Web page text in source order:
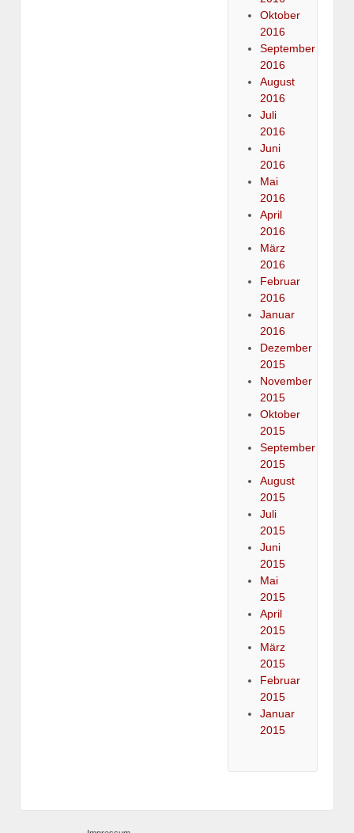
Oktober
2016
September
2016
August
2016
Juli
2016
Juni
2016
Mai
2016
April
2016
März
2016
Februar
2016
Januar
2016
Dezember
2015
November
2015
Oktober
2015
September
2015
August
2015
Juli
2015
Juni
2015
Mai
2015
April
2015
März
2015
Februar
2015
Januar
2015